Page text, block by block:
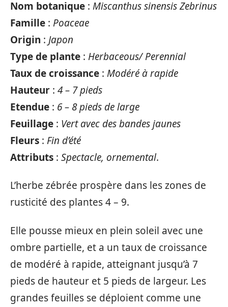
Nom botanique : Miscanthus sinensis Zebrinus
Famille : Poaceae
Origin : Japon
Type de plante : Herbaceous/ Perennial
Taux de croissance : Modéré à rapide
Hauteur : 4 – 7 pieds
Etendue : 6 – 8 pieds de large
Feuillage : Vert avec des bandes jaunes
Fleurs : Fin d’été
Attributs : Spectacle, ornemental.
L’herbe zébrée prospère dans les zones de
rusticité des plantes 4 – 9.
Elle pousse mieux en plein soleil avec une
ombre partielle, et a un taux de croissance
de modéré à rapide, atteignant jusqu’à 7
pieds de hauteur et 5 pieds de largeur. Les
grandes feuilles se déploient comme une